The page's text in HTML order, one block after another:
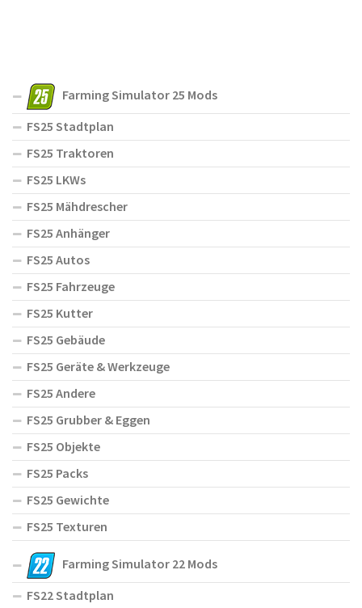
Farming Simulator 25 Mods
FS25 Stadtplan
FS25 Traktoren
FS25 LKWs
FS25 Mähdrescher
FS25 Anhänger
FS25 Autos
FS25 Fahrzeuge
FS25 Kutter
FS25 Gebäude
FS25 Geräte & Werkzeuge
FS25 Andere
FS25 Grubber & Eggen
FS25 Objekte
FS25 Packs
FS25 Gewichte
FS25 Texturen
Farming Simulator 22 Mods
FS22 Stadtplan